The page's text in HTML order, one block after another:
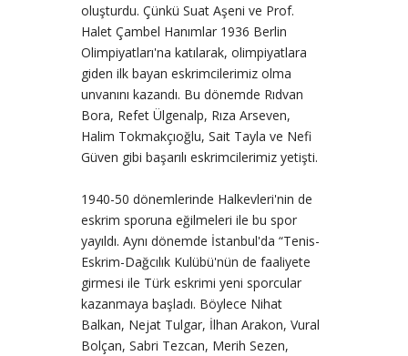
oluşturdu. Çünkü Suat Aşeni ve Prof.
Halet Çambel Hanımlar 1936 Berlin
Olimpiyatları'na katılarak, olimpiyatlara
giden ilk bayan eskrimcilerimiz olma
unvanını kazandı. Bu dönemde Rıdvan
Bora, Refet Ülgenalp, Rıza Arseven,
Halim Tokmakçıoğlu, Sait Tayla ve Nefi
Güven gibi başarılı eskrimcilerimiz yetişti.
1940-50 dönemlerinde Halkevleri'nin de
eskrim sporuna eğilmeleri ile bu spor
yayıldı. Aynı dönemde İstanbul'da “Tenis-
Eskrim-Dağcılık Kulübü'nün de faaliyete
girmesi ile Türk eskrimi yeni sporcular
kazanmaya başladı. Böylece Nihat
Balkan, Nejat Tulgar, İlhan Arakon, Vural
Bolçan, Sabri Tezcan, Merih Sezen,